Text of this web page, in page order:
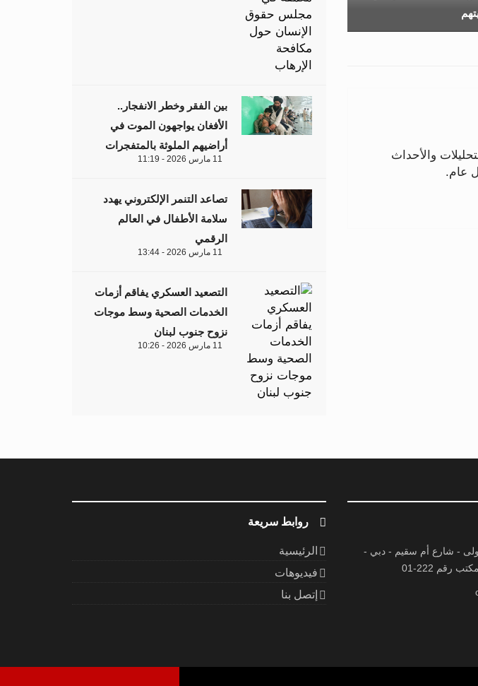
والأحداث
عام.
بين الفقر وخطر الانفجار..
الأفغان يواجهون الموت في
أراضيهم الملوثة بالمتفجرات
11 مارس 2026 - 11:19
تصاعد التنمر الإلكتروني يهدد
سلامة الأطفال في العالم
الرقمي
11 مارس 2026 - 13:44
التصعيد العسكري يفاقم أزمات
الخدمات الصحية وسط موجات
نزوح جنوب لبنان
11 مارس 2026 - 10:26
- شارع أم سقيم - دبي -
رقم 222-01
روابط سريعة
الرئيسية
فيديوهات
إتصل بنا